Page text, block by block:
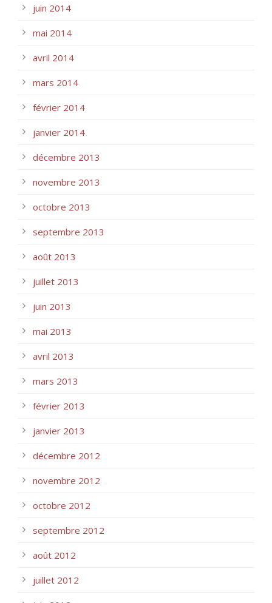
juin 2014
mai 2014
avril 2014
mars 2014
février 2014
janvier 2014
décembre 2013
novembre 2013
octobre 2013
septembre 2013
août 2013
juillet 2013
juin 2013
mai 2013
avril 2013
mars 2013
février 2013
janvier 2013
décembre 2012
novembre 2012
octobre 2012
septembre 2012
août 2012
juillet 2012